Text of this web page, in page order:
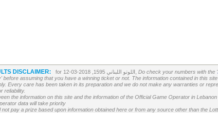
DISCLAIMER: Do check your numbers with the '
before assuming that you have a winning ticket or not. The information contained in this
Every care has been taken in its preparation and we do not make any warranties or
reliability.
the information on this site and the information of the Official Game Operator in
data will take priority
pay a prize based upon information obtained here or from any source other than the